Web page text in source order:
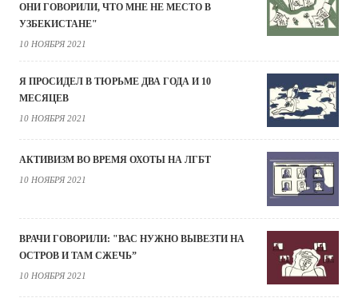
ОНИ ГОВОРИЛИ, ЧТО МНЕ НЕ МЕСТО В
УЗБЕКИСТАНЕ"
10 НОЯБРЯ 2021
Я ПРОСИДЕЛ В ТЮРЬМЕ ДВА ГОДА И 10
МЕСЯЦЕВ
10 НОЯБРЯ 2021
АКТИВИЗМ ВО ВРЕМЯ ОХОТЫ НА ЛГБТ
10 НОЯБРЯ 2021
ВРАЧИ ГОВОРИЛИ: "ВАС НУЖНО ВЫВЕЗТИ НА
ОСТРОВ И ТАМ СЖЕЧЬ”
10 НОЯБРЯ 2021